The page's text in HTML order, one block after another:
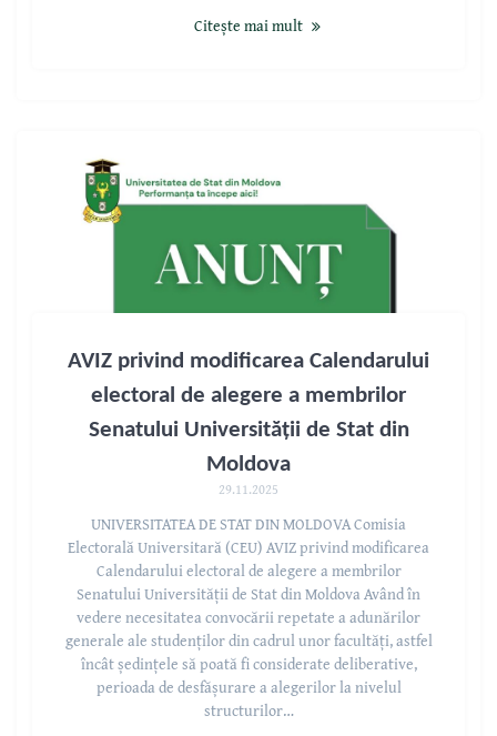
Citește mai mult
AVIZ privind modificarea Calendarului
electoral de alegere a membrilor
Senatului Universității de Stat din
Moldova
29.11.2025
UNIVERSITATEA DE STAT DIN MOLDOVA Comisia
Electorală Universitară (CEU) AVIZ privind modificarea
Calendarului electoral de alegere a membrilor
Senatului Universității de Stat din Moldova Având în
vedere necesitatea convocării repetate a adunărilor
generale ale studenților din cadrul unor facultăți, astfel
încât ședințele să poată fi considerate deliberative,
perioada de desfășurare a alegerilor la nivelul
structurilor…